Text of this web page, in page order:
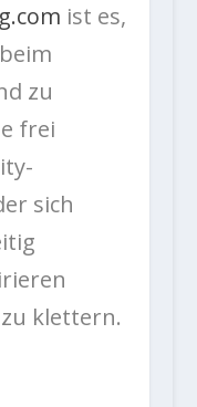
ist es,
zu
frei
sich
klettern.